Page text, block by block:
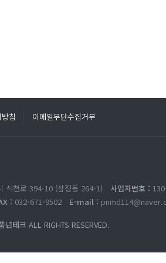
침 이메일무단수집거부
석천로 394-10 (삼정동 264-1) 사업자번호 :
: 032-671-9502 E-mail :
년테크 ALL RIGHTS RESERVED.